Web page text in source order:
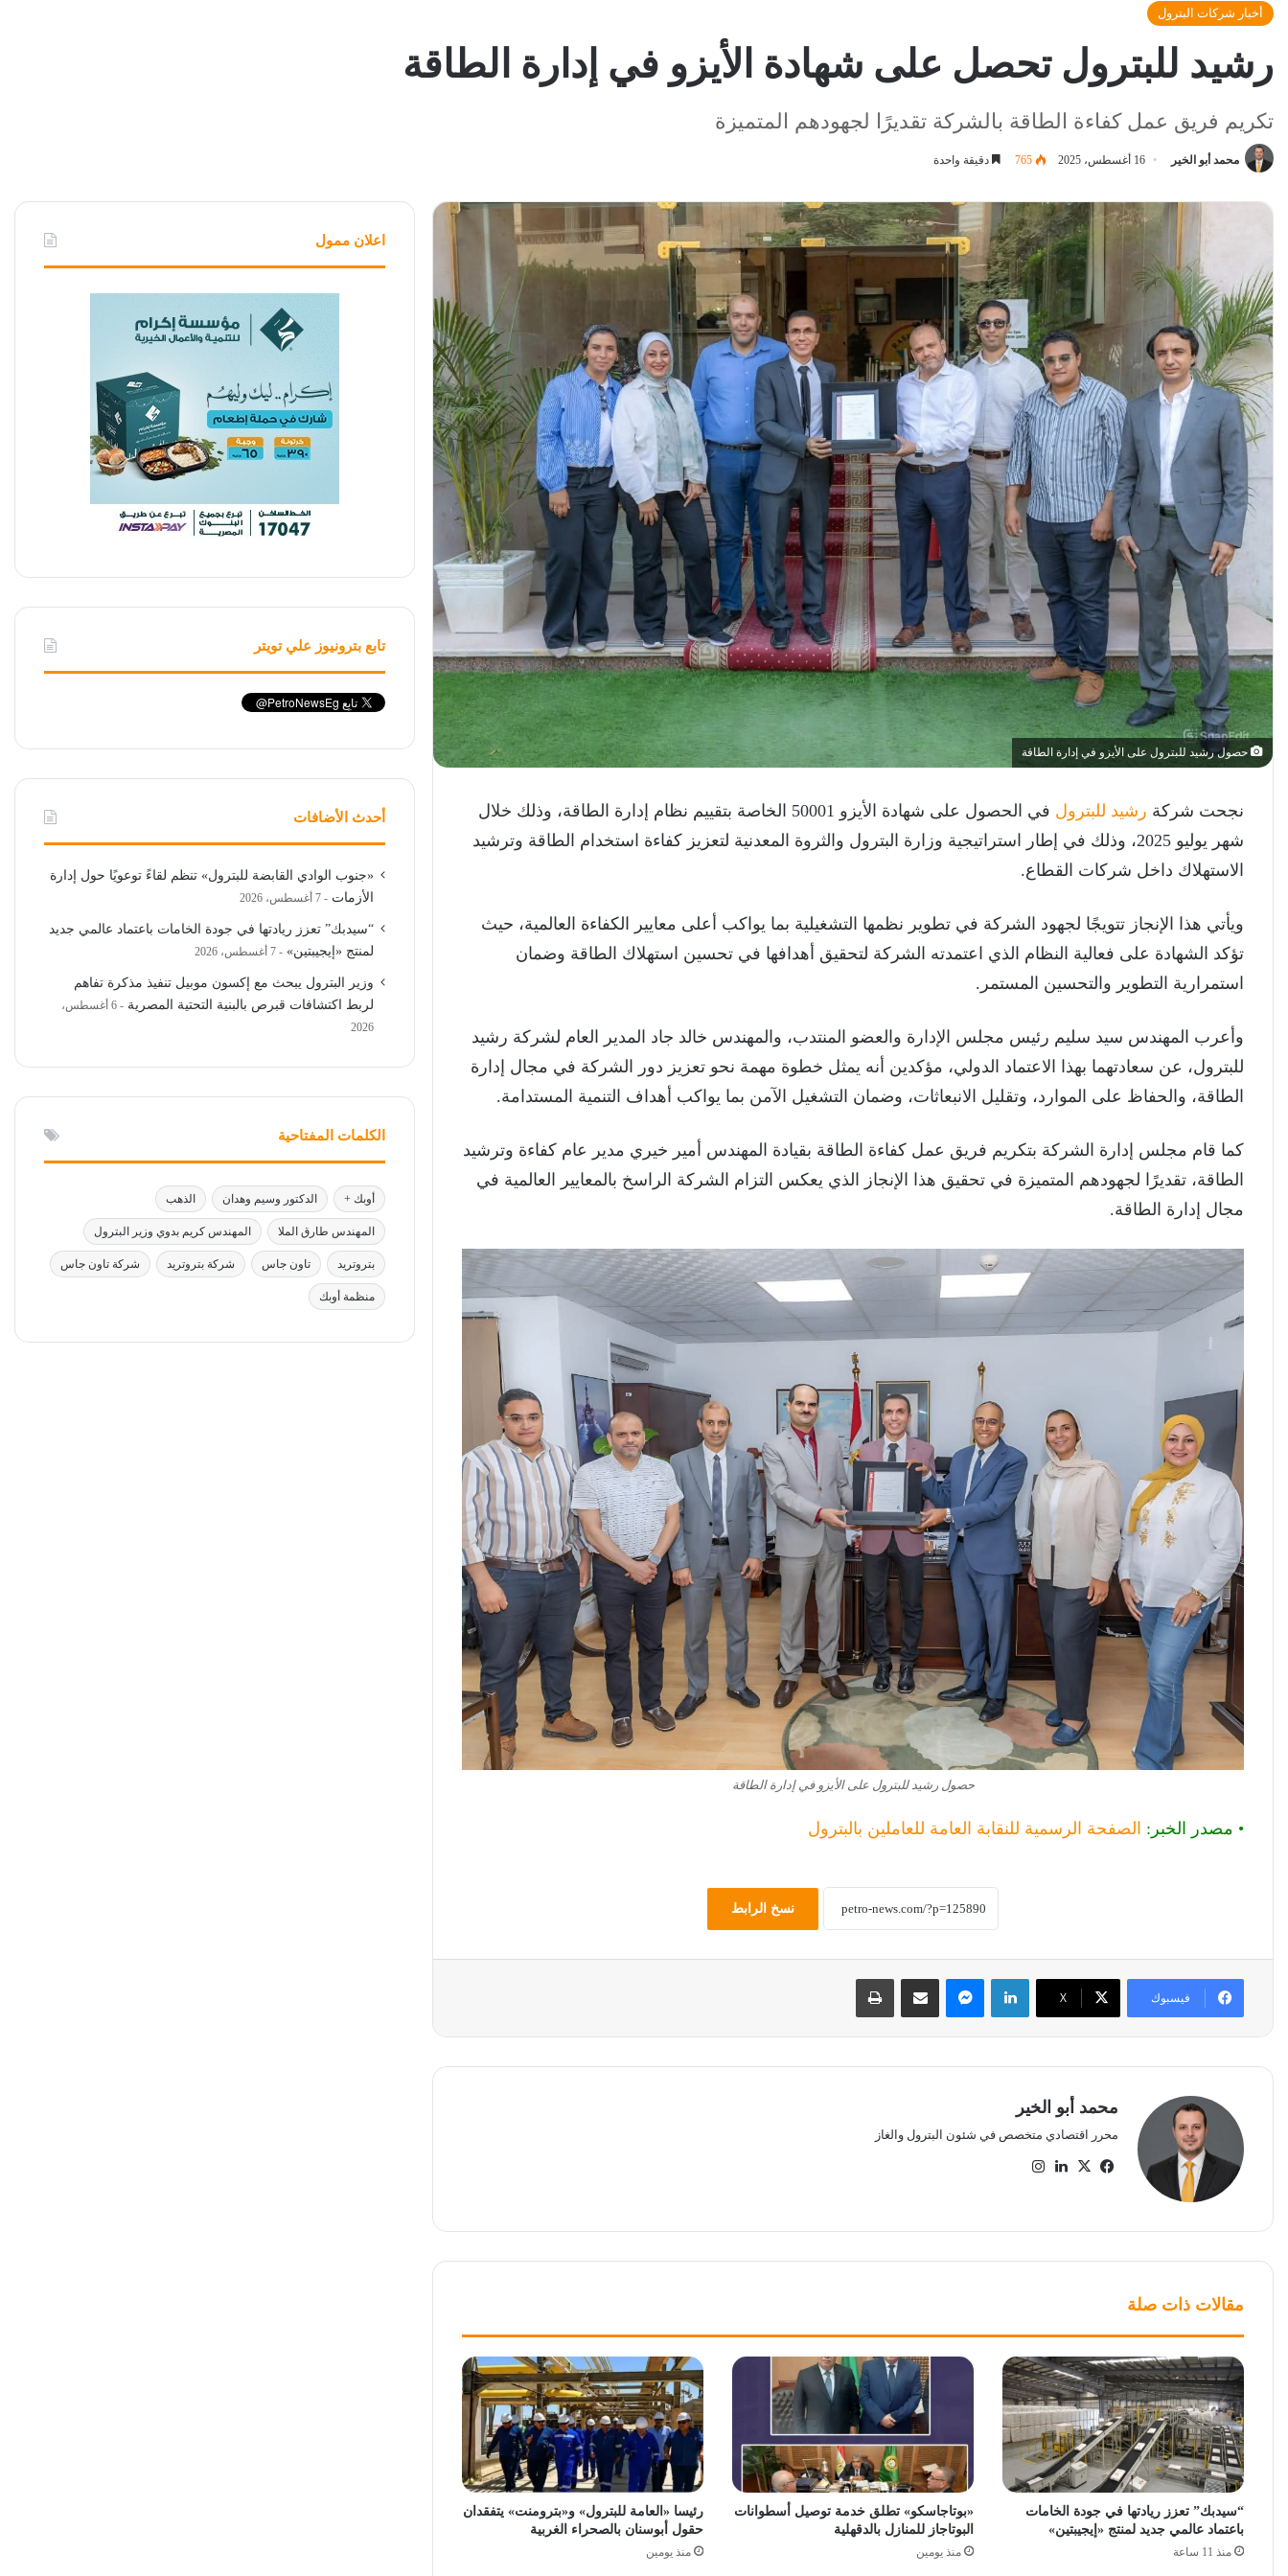
أخبار شركات البترول
رشيد للبترول تحصل على شهادة الأيزو في إدارة الطاقة
تكريم فريق عمل كفاءة الطاقة بالشركة تقديرًا لجهودهم المتميزة
محمد أبو الخير 16 أغسطس، 2025 765 دقيقة واحدة
حصول رشيد للبترول على الأيزو في إدارة الطاقة
نجحت شركة رشيد للبترول
في الحصول على شهادة الأيزو 50001 الخاصة بتقييم نظام إدارة الطاقة، وذلك خلال
شهر يوليو 2025، وذلك في إطار استراتيجية وزارة البترول والثروة المعدنية لتعزيز كفاءة استخدام الطاقة وترشيد
الاستهلاك داخل شركات القطاع.
ويأتي هذا الإنجاز تتويجًا لجهود الشركة في تطوير نظمها التشغيلية بما يواكب أعلى معايير الكفاءة العالمية، حيث
تؤكد الشهادة على فعالية النظام الذي اعتمدته الشركة لتحقيق أهدافها في تحسين استهلاك الطاقة وضمان
استمرارية التطوير والتحسين المستمر.
وأعرب المهندس سيد سليم رئيس مجلس الإدارة والعضو المنتدب، والمهندس خالد جاد المدير العام لشركة رشيد
للبترول، عن سعادتهما بهذا الاعتماد الدولي، مؤكدين أنه يمثل خطوة مهمة نحو تعزيز دور الشركة في مجال إدارة
الطاقة، والحفاظ على الموارد، وتقليل الانبعاثات، وضمان التشغيل الآمن بما يواكب أهداف التنمية المستدامة.
كما قام مجلس إدارة الشركة بتكريم فريق عمل كفاءة الطاقة بقيادة المهندس أمير خيري مدير عام كفاءة وترشيد
الطاقة، تقديرًا لجهودهم المتميزة في تحقيق هذا الإنجاز الذي يعكس التزام الشركة الراسخ بالمعايير العالمية في
مجال إدارة الطاقة.
حصول رشيد للبترول على الأيزو في إدارة الطاقة
• مصدر الخبر: الصفحة الرسمية للنقابة العامة للعاملين بالبترول
نسخ الرابط
فيسبوك ‫X
لينكدإن ماسنجر مشاركة عبر البريد طباعة
محمد أبو الخير
محرر اقتصادي متخصص في شئون البترول والغاز
فيسبوك
‫X لينكدإن
مقالات ذات صلة
“سيدبك” تعزز ريادتها في جودة الخامات
باعتماد عالمي جديد لمنتج «إيجيبتين»
منذ 11 ساعة
«بوتاجاسكو» تطلق خدمة توصيل أسطوانات
البوتاجاز للمنازل بالدقهلية
منذ يومين
رئيسا «العامة للبترول» و«بترومنت» يتفقدان
حقول أبوسنان بالصحراء الغربية
منذ يومين
اعلان ممول
تابع بترونيوز علي تويتر
أحدث الأضافات
«جنوب الوادي القابضة للبترول» تنظم لقاءً توعويًا حول إدارة
الأزمات
7 أغسطس، 2026
“سيدبك” تعزز ريادتها في جودة الخامات باعتماد عالمي جديد
لمنتج «إيجيبتين»
7 أغسطس، 2026
وزير البترول يبحث مع إكسون موبيل تنفيذ مذكرة تفاهم
لربط اكتشافات قبرص بالبنية التحتية المصرية
6 أغسطس،
2026
الكلمات المفتاحية
أوبك + الدكتور وسيم وهدان الذهب
المهندس طارق الملا المهندس كريم بدوي وزير البترول
بتروتريد تاون جاس شركة بتروتريد شركة تاون جاس
منظمة أوبك